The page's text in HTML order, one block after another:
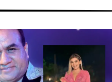
Página
Página